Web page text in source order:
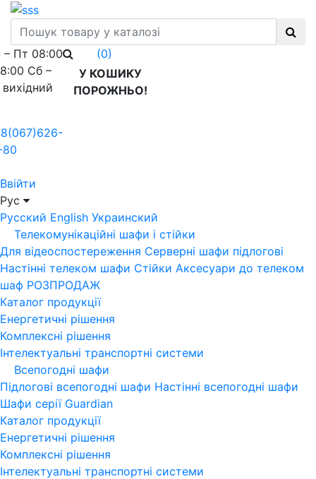
– Пт 08:00
Сб –
80
(0)
У КОШИКУ
ПОРОЖНЬО!
Ввійти
Рус
Русский English Украинский
Телекомунікаційні шафи і стійки
Для відеоспостереження Серверні шафи підлогові
Настінні телеком шафи Стійки Аксесуари до телеком
шаф РОЗПРОДАЖ
Каталог продукції
Енергетичні рішення
Комплексні рішення
Інтелектуальні транспортні системи
Всепогодні шафи
Підлогові всепогодні шафи Настінні всепогодні шафи
Шафи серії Guardian
Каталог продукції
Енергетичні рішення
Комплексні рішення
Інтелектуальні транспортні системи